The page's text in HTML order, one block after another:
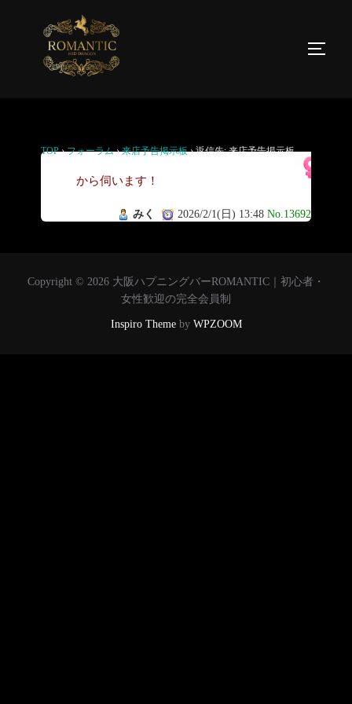
返信先: 来店予告掲示板
TOP › フォーラム › 来店予告掲示板 › 返信先: 来店予告掲示板
今
から伺います！
みく 2026/2/1(日) 13:48 No.13692
Copyright © 2026 大阪ハプニングバーROMANTIC｜初心者・
女性歓迎の完全会員制
Inspiro Themeby WPZOOM